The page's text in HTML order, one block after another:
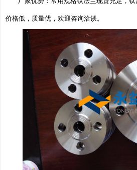
价格低，质量优，欢迎咨询洽谈。